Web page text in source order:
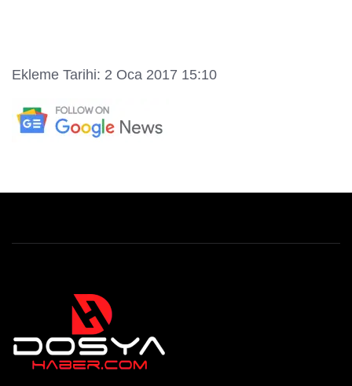
Ekleme Tarihi: 2 Oca 2017 15:10